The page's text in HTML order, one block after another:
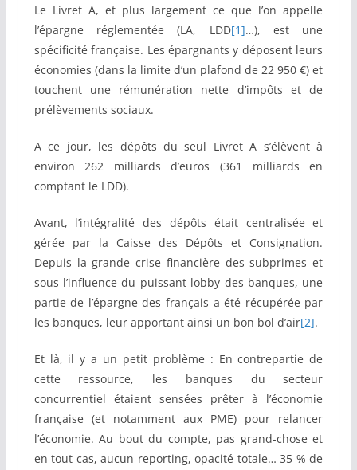
Le Livret A, et plus largement ce que l’on appelle
l’épargne réglementée (LA, LDD[1]…), est une
spécificité française. Les épargnants y déposent leurs
économies (dans la limite d’un plafond de 22 950 €) et
touchent une rémunération nette d’impôts et de
prélèvements sociaux.
A ce jour, les dépôts du seul Livret A s’élèvent à
environ 262 milliards d’euros (361 milliards en
comptant le LDD).
Avant, l’intégralité des dépôts était centralisée et
gérée par la Caisse des Dépôts et Consignation.
Depuis la grande crise financière des subprimes et
sous l’influence du puissant lobby des banques, une
partie de l’épargne des français a été récupérée par
les banques, leur apportant ainsi un bon bol d’air[2].
Et là, il y a un petit problème : En contrepartie de
cette ressource, les banques du secteur
concurrentiel étaient sensées prêter à l’économie
française (et notamment aux PME) pour relancer
l’économie. Au bout du compte, pas grand-chose et
en tout cas, aucun reporting, opacité totale… 35 % de